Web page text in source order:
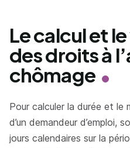
Le calcul et
des droits à
chômage
Pour calculer la durée et le
d’un demandeur d’emploi,
jours calendaires sur la